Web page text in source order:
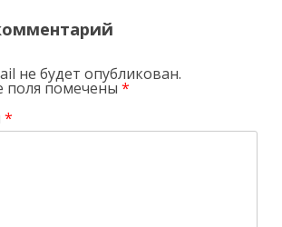
не будет опубликован.
поля помечены*
*